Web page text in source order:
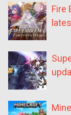
Fire